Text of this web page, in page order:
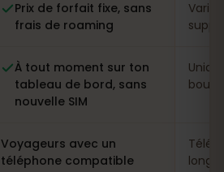
Prix de forfait fixe, sans
frais de roaming
À tout moment sur ton
tableau de bord, sans
nouvelle SIM
Voyageurs avec un
téléphone compatible
longs